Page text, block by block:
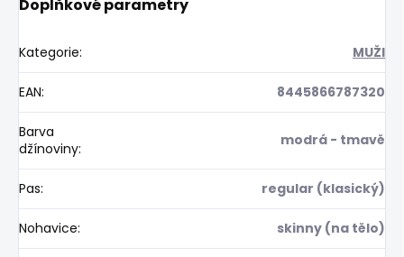
Doplňkové parametry
Kategorie: MUŽI
EAN: 8445866787320
Barva
džínoviny: modrá - tmavě
Pas: regular (klasický)
Nohavice: skinny (na tělo)